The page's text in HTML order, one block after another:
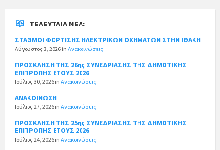
ΤΕΛΕΥΤΑΊΑ ΝΈΑ:
ΣΤΑΘΜΟΙ ΦΟΡΤΙΣΗΣ ΗΛΕΚΤΡΙΚΩΝ ΟΧΗΜΑΤΩΝ ΣΤΗΝ ΙΘΑΚΗ
Αύγουστος 3, 2026 in Ανακοινώσεις
ΠΡΟΣΚΛΗΣΗ ΤΗΣ 26ης ΣΥΝΕΔΡΙΑΣΗΣ ΤΗΣ ΔΗΜΟΤΙΚΗΣ
ΕΠΙΤΡΟΠΗΣ ΕΤΟΥΣ 2026
Ιούλιος 30, 2026 in Ανακοινώσεις
ΑΝΑΚΟΙΝΩΣΗ
Ιούλιος 27, 2026 in Ανακοινώσεις
ΠΡΟΣΚΛΗΣΗ ΤΗΣ 25ης ΣΥΝΕΔΡΙΑΣΗΣ ΤΗΣ ΔΗΜΟΤΙΚΗΣ
ΕΠΙΤΡΟΠΗΣ ΕΤΟΥΣ 2026
Ιούλιος 24, 2026 in Ανακοινώσεις